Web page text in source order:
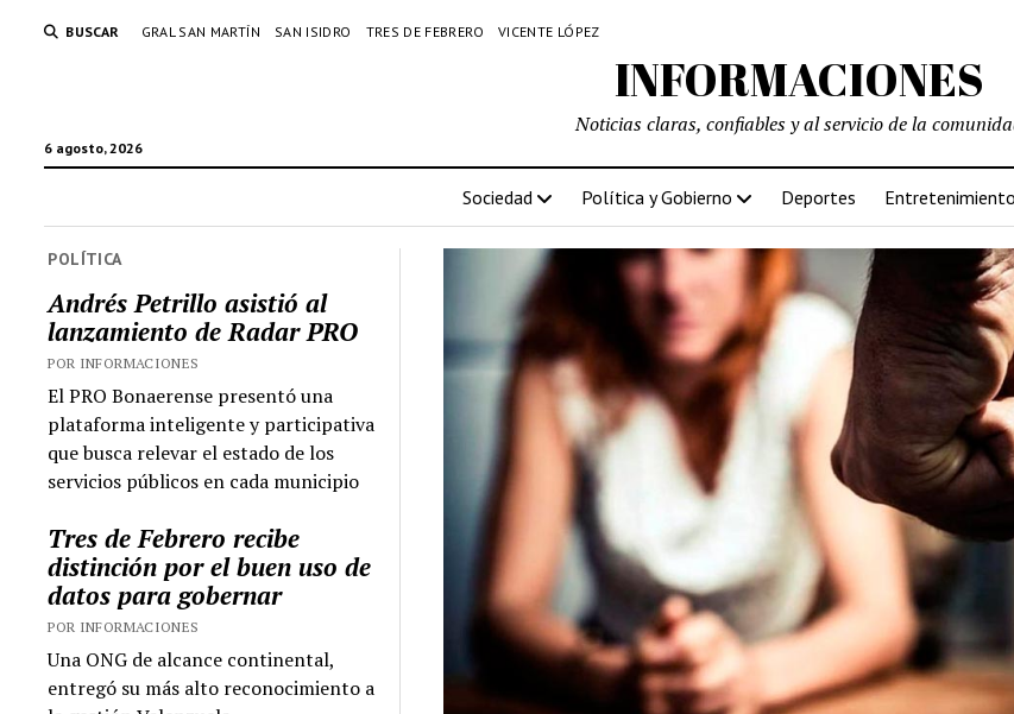
BUSCAR GRAL SAN MARTÍN SAN ISIDRO TRES DE FEBRERO VICENTE LÓPEZ
INFORMACIONES
6 agosto, 2026
Noticias claras, confiables y al servicio de la
Sociedad Política y Gobierno Deportes Entretenimiento
POLÍTICA
Andrés Petrillo asistió al
lanzamiento de Radar PRO
POR INFORMACIONES
El PRO Bonaerense presentó una
plataforma inteligente y participativa
que busca relevar el estado de los
servicios públicos en cada municipio
Tres de Febrero recibe
distinción por el buen uso de
datos para gobernar
POR INFORMACIONES
Una ONG de alcance continental,
entregó su más alto reconocimiento a